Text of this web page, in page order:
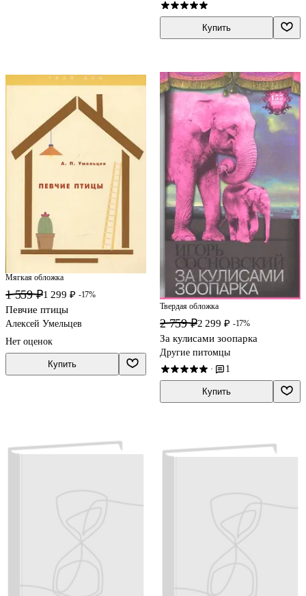
Купить
Мягкая обложка
1 559 ₽1 299 ₽ -17%
Певчие птицы
Алексей Умельцев
Нет оценок
Купить
Твердая обложка
2 759 ₽2 299 ₽ -17%
За кулисами зоопарка
Другие питомцы
· 1
Купить